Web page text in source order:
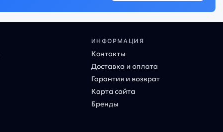
ИНФОРМАЦИЯ
Контакты
Доставка и оплата
Гарантия и возврат
Карта сайта
Бренды